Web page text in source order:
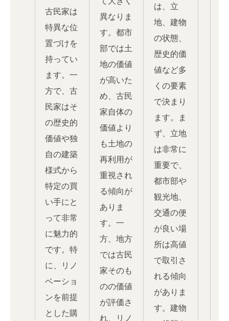
古民家は
特異な位
置づけを
持ってい
ます。一
方で、古
民家はそ
の歴史的
価値や独
自の建築
様式から
特定の買
い手にと
って非常
に魅力的
です。特
に、リノ
ベーショ
ンを前提
とした購
異なりま
す。都市
部では土
地の価値
が高いた
め、古民
家自体の
価値より
も土地の
再利用が
重視され
る傾向が
ありま
す。一
方、地方
では古民
家そのも
のの価値
が評価さ
れ、リノ
は、立
地、建物
の状態、
歴史的価
値など多
くの要素
で決まり
ます。ま
ず、立地
は非常に
重要で、
都市部や
観光地、
交通の便
が良い場
所は高値
で取引さ
れる傾向
がありま
す。建物